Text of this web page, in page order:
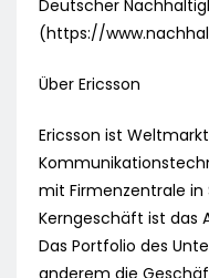
Deutscher
(https://
Über Ericsson
Ericsson ist
mit Firmenzentrale in
Kerngeschäft ist das
Das Portfolio des